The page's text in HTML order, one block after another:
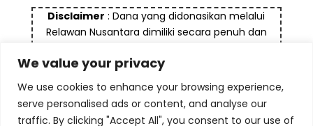
We value your privacy
We use cookies to enhance your browsing experience,
serve personalised ads or content, and analyse our
traffic. By clicking "Accept All", you consent to our use of
Disclaimer : Dana yang didonasikan melalui
Relawan Nusantara dimiliki secara penuh dan
bukan untuk tujuan pencucian uang (money
laundry), termasuk terorisme maupun tindak
kejahatan lainnya